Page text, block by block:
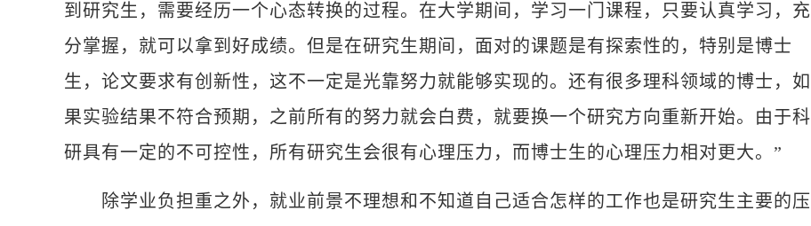
到研究生，需要经历一个心态转换的过程。在大学期间，学习一门课程，只要认真学习，充
分掌握，就可以拿到好成绩。但是在研究生期间，面对的课题是有探索性的，特别是博士
生，论文要求有创新性，这不一定是光靠努力就能够实现的。还有很多理科领域的博士，如
果实验结果不符合预期，之前所有的努力就会白费，就要换一个研究方向重新开始。由于科
研具有一定的不可控性，所有研究生会很有心理压力，而博士生的心理压力相对更大。”
除学业负担重之外，就业前景不理想和不知道自己适合怎样的工作也是研究生主要的压